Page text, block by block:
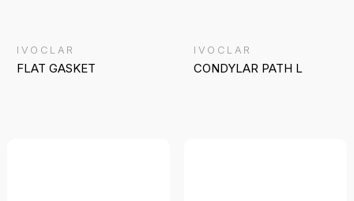
IVOCLAR
FLAT GASKET
IVOCLAR
CONDYLAR PATH L